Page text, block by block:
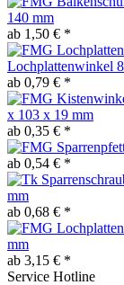
140 mm
ab 1,50 € *
Lochplattenwinkel
ab 0,79 € *
x 103 x 19 mm
ab 0,35 € *
ab 0,54 € *
mm
ab 0,68 € *
mm
ab 3,15 € *
Service Hotline